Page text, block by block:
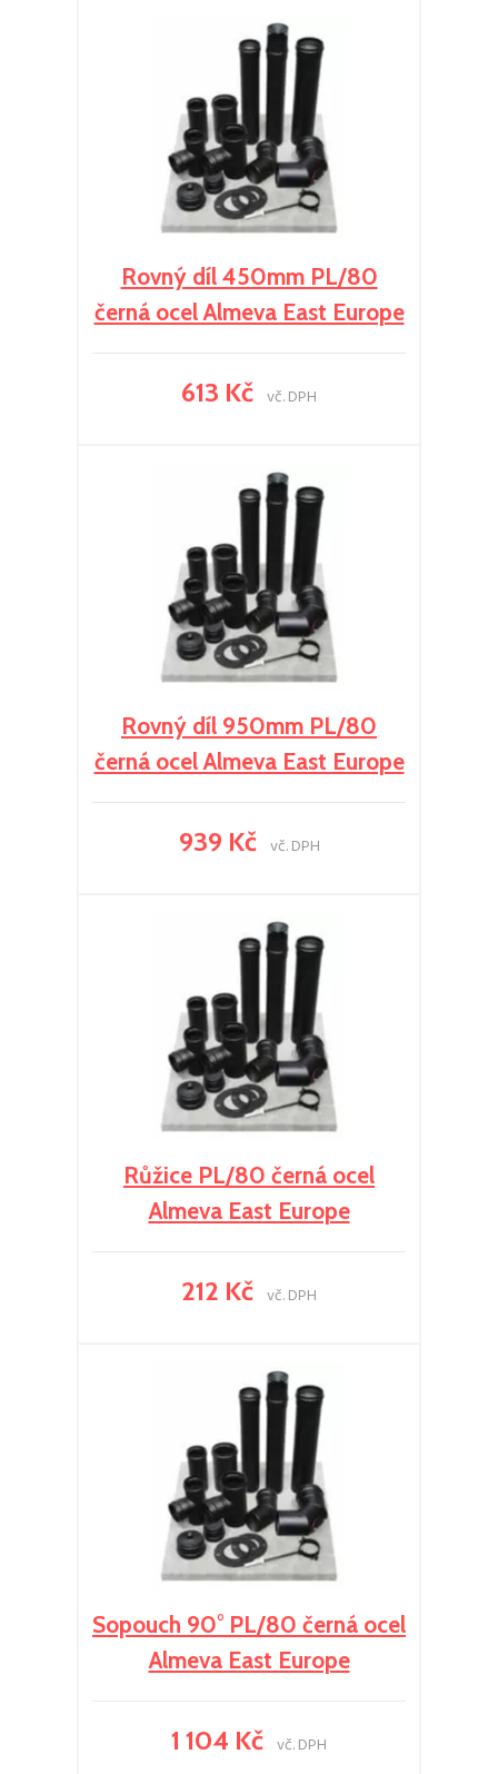
Rovný díl 450mm PL/80
černá ocel Almeva East Europe
613 Kč vč. DPH
Rovný díl 950mm PL/80
černá ocel Almeva East Europe
939 Kč vč. DPH
Růžice PL/80 černá ocel
Almeva East Europe
212 Kč vč. DPH
Sopouch 90° PL/80 černá ocel
Almeva East Europe
1 104 Kč vč. DPH